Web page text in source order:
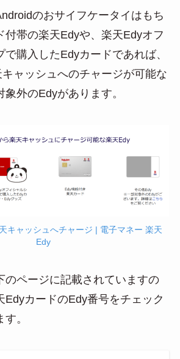
のおサイフケータイはもち
付帯の楽天Edyや、楽天Edyオフ
で購入したEdyカードであれば、
ャッシュへのチャージが可能な
外のEdyがあります。
キャッシュへチャージ | 電子マネー 楽天
Edy
のページに記載されていますの
EdyカードのEdy番号をチェック
。